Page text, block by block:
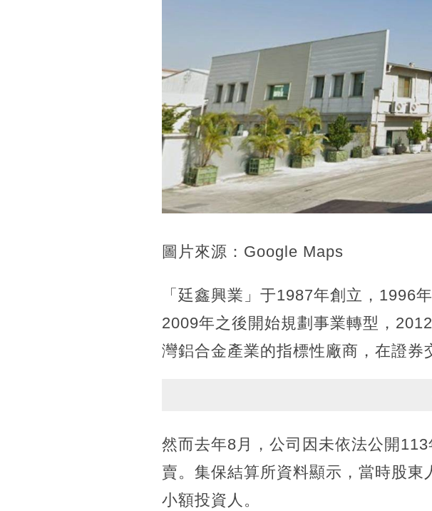
圖片來源：Google Maps
「廷鑫興業」于1987年創立，1996
2009年之後開始規劃事業轉型，
灣鋁合金產業的指標性廠商，在證券
然而去年8月，公司因未依法公開
賣。集保結算所資料顯示，當時股
小額投資人。